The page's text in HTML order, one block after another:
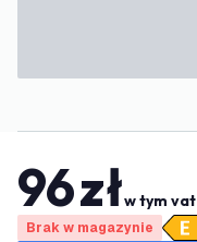
96złw tym vat
Brak w magazynie